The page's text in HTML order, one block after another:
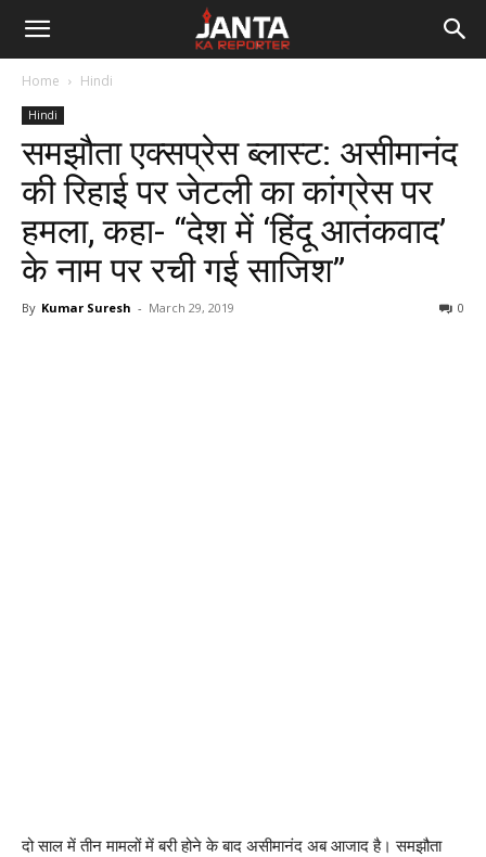
Janta
Reporter
Home Hindi
Hindi
समझौता एक्सप्रेस ब्लास्ट: असीमानंद
की रिहाई पर जेटली का कांग्रेस पर
हमला, कहा- “देश में ‘हिंदू आतंकवाद’
के नाम पर रची गई साजिश”
By Kumar Suresh - March 29, 2019 0
दो साल में तीन मामलों में बरी होने के बाद असीमानंद अब आजाद है। समझौता